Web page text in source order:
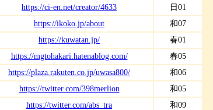
https://ci-en.net/creator/4633
日01
https://ikoko.jp/about
和07
https://kuwatan.jp/
春01
https://mgtohakari.hatenablog.com/
春05
https://plaza.rakuten.co.jp/uwasa800/
和06
https://twitter.com/398merlion
和05
https://twitter.com/abs_tra
和09